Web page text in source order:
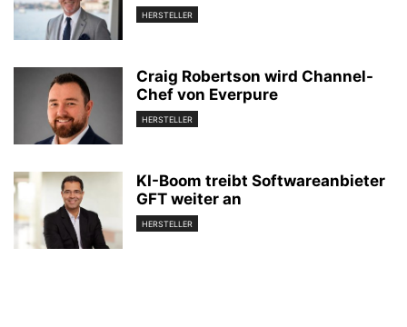
HERSTELLER
Craig Robertson wird Channel-
Chef von Everpure
HERSTELLER
KI-Boom treibt Softwareanbieter
GFT weiter an
HERSTELLER